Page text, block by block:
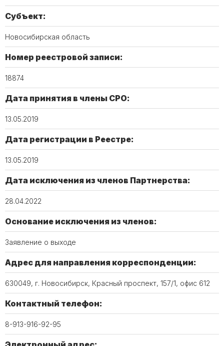
Субъект:
Новосибирская область
Номер реестровой записи:
18874
Дата принятия в члены СРО:
13.05.2019
Дата регистрации в Реестре:
13.05.2019
Дата исключения из членов Партнерства:
28.04.2022
Основание исключения из членов:
Заявление о выходе
Адрес для направления корреспонденции:
630049, г. Новосибирск, Красный проспект, 157/1, офис 612
Контактный телефон:
8-913-916-92-95